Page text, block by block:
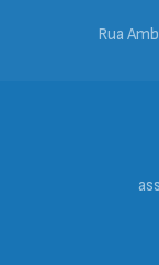
Rua